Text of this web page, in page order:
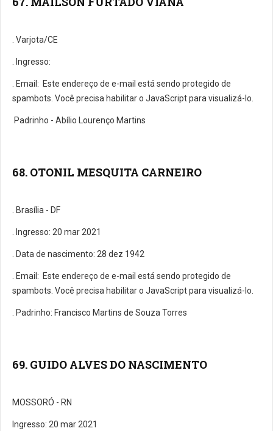
. Varjota/CE
. Ingresso:
. E­mail: Este endereço de e-mail está sendo protegido de
spambots. Você precisa habilitar o JavaScript para visualizá-lo.
Padrinho - Abílio Lourenço Martins
68. OTONIL MESQUITA CARNEIRO
. Brasília - DF
. Ingresso: 20 mar 2021
. Data de nascimento: 28 dez 1942
. E­mail: Este endereço de e-mail está sendo protegido de
spambots. Você precisa habilitar o JavaScript para visualizá-lo.
. Padrinho: Francisco Martins de Souza Torres
69. GUIDO ALVES DO NASCIMENTO
MOSSORÓ - RN
Ingresso: 20 mar 2021